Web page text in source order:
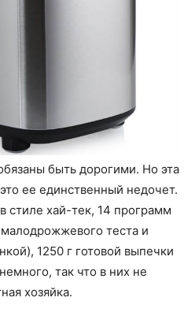
быть дорогими. Но эта
ее единственный недочет.
стиле хай-тек, 14 программ
теста и
1250 г готовой выпечки
так что в них не
хозяйка.